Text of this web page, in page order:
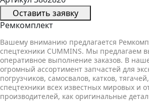
Оставить заявку
Ремкомплект
Вашему вниманию предлагается
спецтехники CUMMINS. Мы предлагаем
оперативное выполнение заказов. В
огромный ассортимент запчастей для
погрузчиков, самосвалов, катков,
спецтехники всех известных мировых и
производителей, как оригинальные